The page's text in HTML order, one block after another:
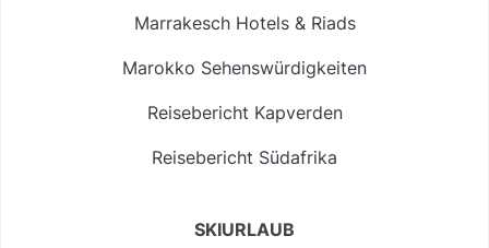
Marrakesch Hotels & Riads
Marokko Sehenswürdigkeiten
Reisebericht Kapverden
Reisebericht Südafrika
SKIURLAUB